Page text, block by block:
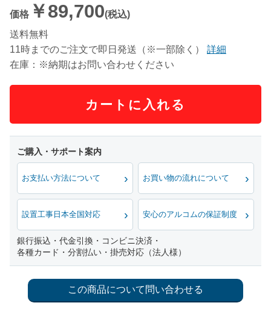
価格 ￥89,700(税込)
送料無料
11時までのご注文で即日発送（※一部除く）
詳細
在庫：※納期はお問い合わせください
カートに入れる
お支払い方法について お買い物の流れについて
設置工事日本全国対応 安心のアルコムの保証制度
銀行振込・代金引換・コンビニ決済・
各種カード・分割払い・掛売対応（法人様）